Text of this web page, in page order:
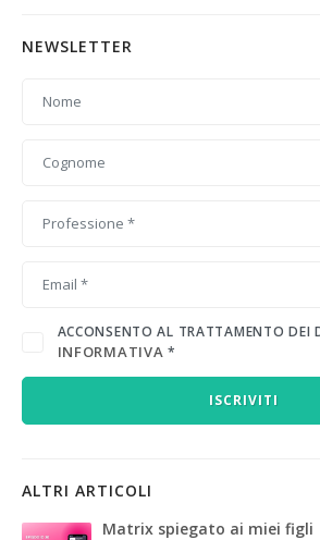
NEWSLETTER
ACCONSENTO AL TRATTAMENTO DEI
INFORMATIVA *
ISCRIVITI
ALTRI ARTICOLI
Matrix spiegato ai miei figli